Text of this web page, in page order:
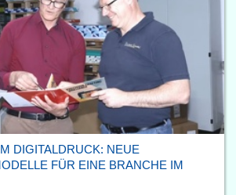
DIGITALDRUCK: NEUE
FÜR EINE BRANCHE IM